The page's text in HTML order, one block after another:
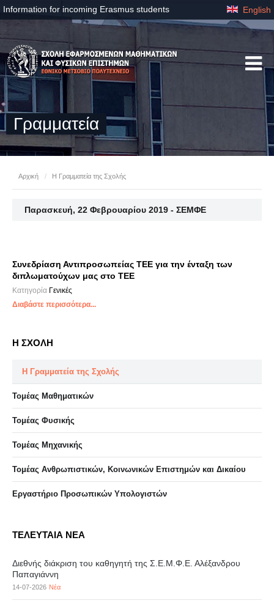
Information for incoming Erasmus students English
Γραμματεία
Αρχική / Η Γραμματεία της Σχολής
Παρασκευή, 22 Φεβρουαρίου 2019 - ΣΕΜΦΕ
Συνεδρίαση Αντιπροσωπείας ΤΕΕ για την ένταξη των
διπλωματούχων μας στο ΤΕΕ
Κατηγορία Γενικές
Διαβάστε περισσότερα...
Η ΣΧΟΛΗ
Η Γραμματεία της Σχολής
Τομέας Μαθηματικών
Τομέας Φυσικής
Τομέας Μηχανικής
Τομέας Ανθρωπιστικών, Κοινωνικών Επιστημών και Δικαίου
Eργαστήριo Προσωπικών Υπολογιστών
ΤΕΛΕΥΤΑΙΑ ΝΕΑ
Διεθνής διάκριση του καθηγητή της Σ.Ε.Μ.Φ.Ε. Αλέξανδρου
Παπαγιάννη
14-07-2026 Νέα